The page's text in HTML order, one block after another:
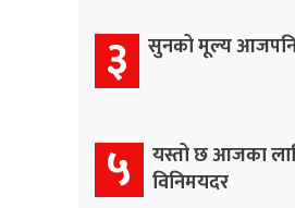
३ सुनको मूल्य आजपनि
५
यस्तो छ आजका
विनिमयदर